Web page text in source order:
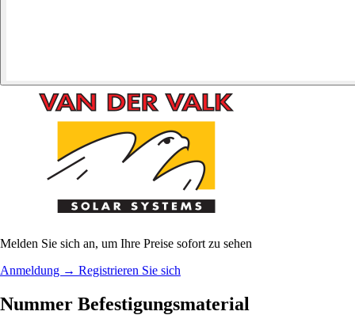
Melden Sie sich an, um Ihre Preise sofort zu sehen
Anmeldung → Registrieren Sie sich
Nummer Befestigungsmaterial